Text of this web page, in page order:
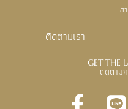
ส
ติดตามเรา
GET THE
ติดตาม